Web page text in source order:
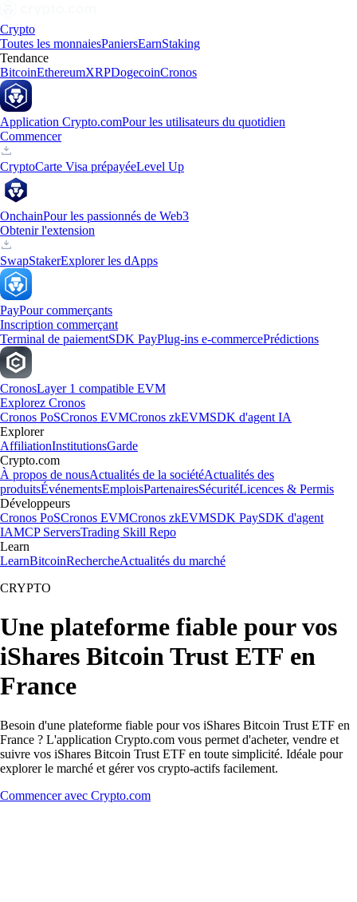
Crypto
Toutes les monnaiesPaniersEarnStaking
Tendance
BitcoinEthereumXRPDogecoinCronos
Application Crypto.comPour les utilisateurs du quotidien
Commencer
CryptoCarte Visa prépayéeLevel Up
OnchainPour les passionnés de Web3
Obtenir l'extension
SwapStakerExplorer les dApps
PayPour commerçants
Inscription commerçant
Terminal de paiementSDK PayPlug-ins e-commercePrédictions
CronosLayer 1 compatible EVM
Explorez Cronos
Cronos PoSCronos EVMCronos zkEVMSDK d'agent IA
Explorer
AffiliationInstitutionsGarde
Crypto.com
À propos de nousActualités de la sociétéActualités des
produitsÉvénementsEmploisPartenairesSécuritéLicences & Permis
Développeurs
Cronos PoSCronos EVMCronos zkEVMSDK PaySDK d'agent
IAMCP ServersTrading Skill Repo
Learn
LearnBitcoinRechercheActualités du marché
CRYPTO
Une plateforme fiable pour vos
iShares Bitcoin Trust ETF en
France
Besoin d'une plateforme fiable pour vos iShares Bitcoin Trust ETF en
France ? L'application Crypto.com vous permet d'acheter, vendre et
suivre vos iShares Bitcoin Trust ETF en toute simplicité. Idéale pour
explorer le marché et gérer vos crypto-actifs facilement.
Commencer avec Crypto.com